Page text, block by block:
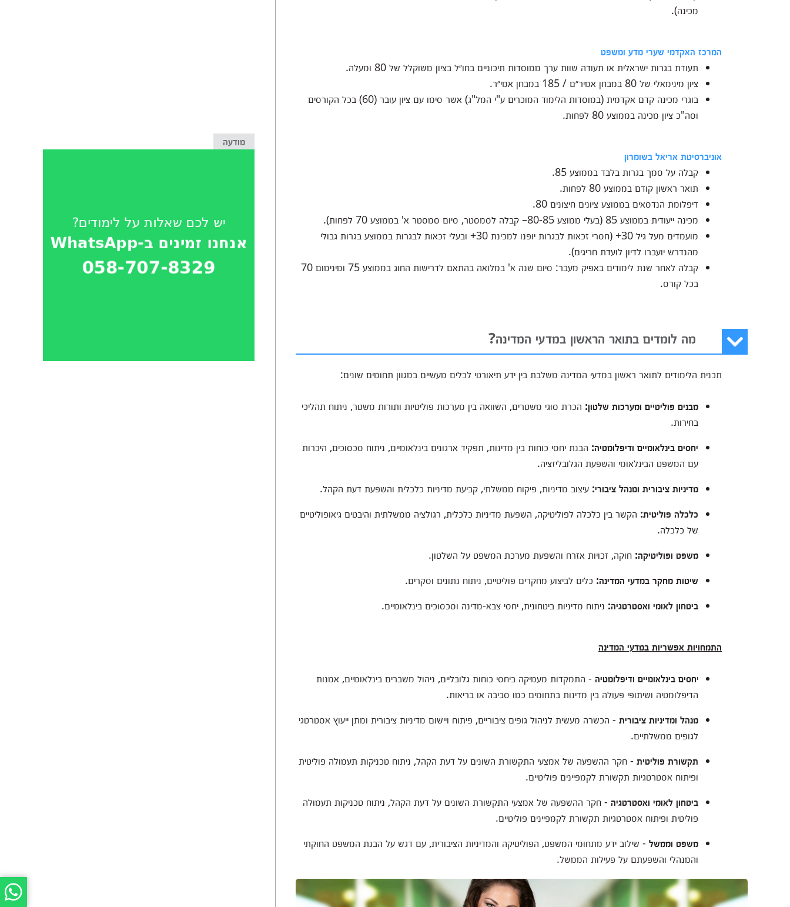
מכינה).
המרכז האקדמי שערי מדע ומשפט
תעודת בגרות ישראלית או תעודה שוות ערך ממוסדות תיכוניים בחו״ל בציון משוקלל של 80 ומעלה.
ציון מינימאלי של 80 במבחן אמיר״ם / 185 במבחן אמי״ר.
בוגרי מכינה קדם אקדמית (במוסדות הלימוד המוכרים ע"י המל"ג) אשר סימו עם ציון עובר (60) בכל הקורסים
וסה"כ ציון מכינה בממוצע 80 לפחות.
אוניברסיטת אריאל בשומרון
קבלה על סמך בגרות בלבד בממוצע 85.
תואר ראשון קודם בממוצע 80 לפחות.
דיפלומת הנדסאים בממוצע ציונים חיצונים 80.
מכינה ייעודית בממוצע 85 (בעלי
ממוצע 80-85– קבלה לסמסטר, סיום סמסטר א' בממוצע 70 לפחות).
מועמדים מעל גיל 30+ (חסרי זכאות לבגרות יופנו למכינת 30+ ובעלי זכאות לבגרות בממוצע בגרות גבולי
מהנדרש יועברו לדיון לועדת חריגים).
קבלה לאחר שנת לימודים באפיק מעבר: סיום שנה א' במלואה בהתאם לדרישות החוג בממוצע 75 ומינימום 70
בכל קורס.
מה לומדים בתואר הראשון במדעי המדינה?
תכנית הלימודים לתואר ראשון במדעי המדינה משלבת בין ידע תיאורטי לכלים מעשיים במגוון תחומים שונים:
מבנים פוליטיים ומערכות שלטון: הכרת סוגי משטרים, השוואה בין מערכות פוליטיות ותורות משטר, ניתוח תהליכי
בחירות.
יחסים בינלאומיים ודיפלומטיה: הבנת יחסי כוחות בין מדינות, תפקיד ארגונים בינלאומיים, ניתוח סכסוכים, היכרות
עם המשפט הבינלאומי והשפעת הגלובליזציה.
מדיניות ציבורית ומנהל ציבורי: עיצוב מדיניות, פיקוח ממשלתי, קביעת מדיניות כלכלית והשפעת דעת הקהל.
כלכלה פוליטית: הקשר בין כלכלה לפוליטיקה, השפעת מדיניות כלכלית, רגולציה ממשלתית והיבטים גיאופוליטיים
של כלכלה.
משפט ופוליטיקה: חוקה, זכויות אזרח והשפעת מערכת המשפט על השלטון.
שיטות מחקר במדעי המדינה: כלים לביצוע מחקרים פוליטיים, ניתוח נתונים וסקרים.
ביטחון לאומי ואסטרטגיה: ניתוח מדיניות ביטחונית, יחסי צבא-מדינה וסכסוכים בינלאומיים.
התמחויות אפשריות במדעי המדינה
יחסים בינלאומיים ודיפלומטיה - התמקדות מעמיקה ביחסי כוחות גלובליים, ניהול משברים בינלאומיים, אמנות
הדיפלומטיה ושיתופי פעולה בין מדינות בתחומים כמו סביבה או בריאות.
מנהל ומדיניות ציבורית - הכשרה מעשית לניהול גופים ציבוריים, פיתוח ויישום מדיניות ציבורית ומתן ייעוץ אסטרטגי
לגופים ממשלתיים.
תקשורת פוליטית - חקר ההשפעה של אמצעי התקשורת השונים על דעת הקהל, ניתוח טכניקות תעמולה פוליטית
ופיתוח אסטרטגיות תקשורת לקמפיינים פוליטיים.
ביטחון לאומי ואסטרטגיה - חקר ההשפעה של אמצעי התקשורת השונים על דעת הקהל, ניתוח טכניקות תעמולה
פוליטית ופיתוח אסטרטגיות תקשורת לקמפיינים פוליטיים.
משפט וממשל - שילוב ידע מתחומי המשפט, הפוליטיקה והמדיניות הציבורית, עם דגש על הבנת המשפט החוקתי
והמנהלי והשפעתם על פעילות הממשל.
מודעה